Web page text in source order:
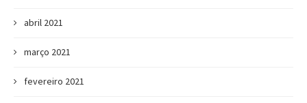
abril 2021
março 2021
fevereiro 2021